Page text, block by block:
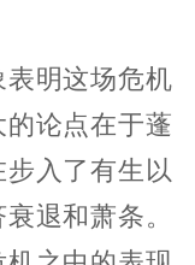
明这场危机
论点在于蓬
入了有生以
退和萧条。